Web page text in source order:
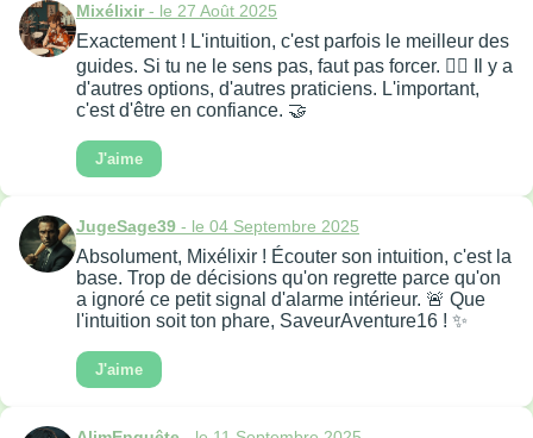
Mixélixir- le 27 Août 2025
Exactement ! L'intuition, c'est parfois le meilleur des
guides. Si tu ne le sens pas, faut pas forcer. 🧘‍♀️ Il y a
d'autres options, d'autres praticiens. L'important,
c'est d'être en confiance. 🤝
J'aime
JugeSage39 - le 04 Septembre 2025
Absolument, Mixélixir ! Écouter son intuition, c'est la
base. Trop de décisions qu'on regrette parce qu'on
a ignoré ce petit signal d'alarme intérieur. 🚨 Que
l'intuition soit ton phare, SaveurAventure16 ! ✨
J'aime